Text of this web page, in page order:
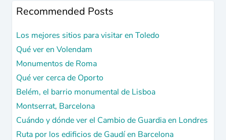
Recommended Posts
Los mejores sitios para visitar en Toledo
Qué ver en Volendam
Monumentos de Roma
Qué ver cerca de Oporto
Belém, el barrio monumental de Lisboa
Montserrat, Barcelona
Cuándo y dónde ver el Cambio de Guardia en Londres
Ruta por los edificios de Gaudí en Barcelona